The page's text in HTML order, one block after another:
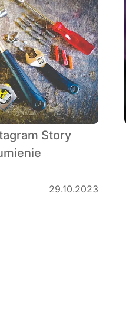
Story
29.10.2023